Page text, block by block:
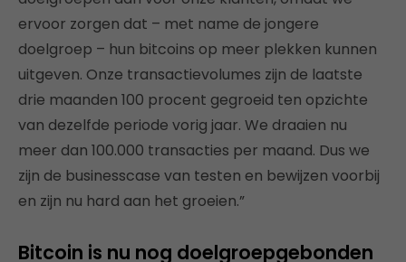
ervoor zorgen dat – met name de jongere
doelgroep – hun bitcoins op meer plekken kunnen
uitgeven. Onze transactievolumes zijn de laatste
drie maanden 100 procent gegroeid ten opzichte
van dezelfde periode vorig jaar. We draaien nu
meer dan 100.000 transacties per maand. Dus we
zijn de businesscase van testen en bewijzen voorbij
en zijn nu hard aan het groeien.”
Bitcoin is nu nog doelgroepgebonden